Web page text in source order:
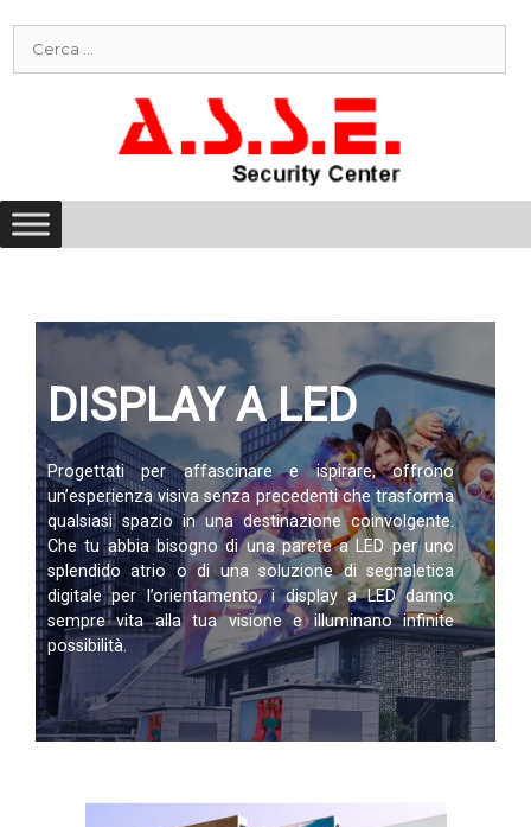
DISPLAY A LED
Progettati per affascinare e ispirare, offrono
un’esperienza visiva senza precedenti che trasforma
qualsiasi spazio in una destinazione coinvolgente.
Che tu abbia bisogno di una parete a LED per uno
splendido atrio o di una soluzione di segnaletica
digitale per l’orientamento, i display a LED danno
sempre vita alla tua visione e illuminano infinite
possibilità.